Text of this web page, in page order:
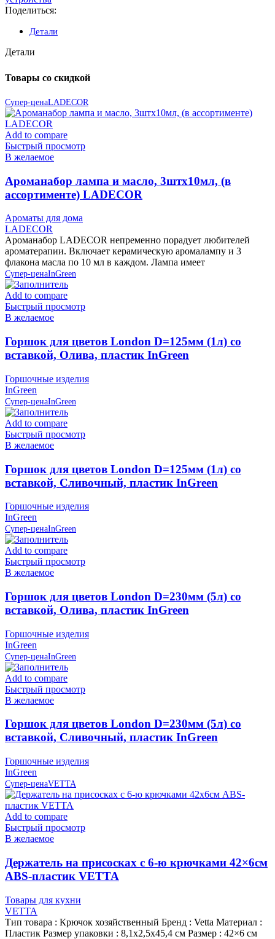
Поделиться:
Детали
Детали
Товары со скидкой
Супер-ценаLADECOR
Add to compare
Быстрый просмотр
В желаемое
Ароманабор лампа и масло, 3штx10мл, (в
ассортименте) LADECOR
Ароматы для дома
LADECOR
Ароманабор LADECOR непременно порадует любителей
ароматерапии. Включает керамическую аромалампу и 3
флакона масла по 10 мл в каждом. Лампа имеет
Супер-ценаInGreen
Add to compare
Быстрый просмотр
В желаемое
Горшок для цветов London D=125мм (1л) со
вставкой, Олива, пластик InGreen
Горшочные изделия
InGreen
Супер-ценаInGreen
Add to compare
Быстрый просмотр
В желаемое
Горшок для цветов London D=125мм (1л) со
вставкой, Сливочный, пластик InGreen
Горшочные изделия
InGreen
Супер-ценаInGreen
Add to compare
Быстрый просмотр
В желаемое
Горшок для цветов London D=230мм (5л) со
вставкой, Олива, пластик InGreen
Горшочные изделия
InGreen
Супер-ценаInGreen
Add to compare
Быстрый просмотр
В желаемое
Горшок для цветов London D=230мм (5л) со
вставкой, Сливочный, пластик InGreen
Горшочные изделия
InGreen
Супер-ценаVETTA
Add to compare
Быстрый просмотр
В желаемое
Держатель на присосках с 6-ю крючками 42×6см
ABS-пластик VETTA
Товары для кухни
VETTA
Тип товара : Крючок хозяйственный Бренд : Vetta Материал :
Пластик Размер упаковки : 8,1х2,5х45,4 см Размер : 42×6 см